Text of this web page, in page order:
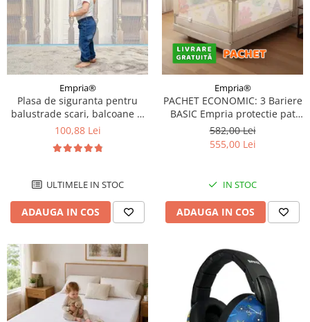
Empria®
Plasa de siguranta pentru
balustrade scari, balcoane si
terase, 300 x 78 cm, alb
100,88 Lei
ULTIMELE IN STOC
ADAUGA IN COS
Empria®
PACHET ECONOMIC: 3 Bariere
BASIC Empria protectie pat
160X200 cm
582,00 Lei
555,00 Lei
IN STOC
ADAUGA IN COS